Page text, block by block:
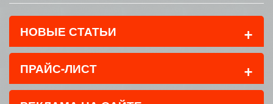
НОВЫЕ СТАТЬИ +
ПРАЙС-ЛИСТ +